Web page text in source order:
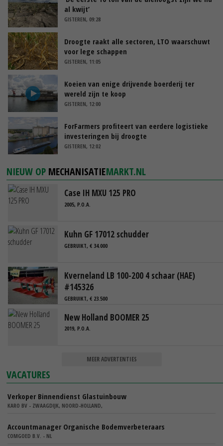
al kwijt’
GISTEREN, 09:28
Droogte raakt alle sectoren, LTO waarschuwt
voor lege schappen
GISTEREN, 11:05
Koeien van enige drijvende boerderij ter
wereld zijn te koop
GISTEREN, 12:00
ForFarmers profiteert van eerdere logistieke
investeringen bij droogte
GISTEREN, 12:02
NIEUW OP MECHANISATIEMARKT.NL
Case IH MXU 125 PRO
2005, P.O.A.
Kuhn GF 17012 schudder
GEBRUIKT, € 34.000
Kverneland LB 100-200 4 schaar (HAE)
#145326
GEBRUIKT, € 23.500
New Holland BOOMER 25
2019, P.O.A.
MEER ADVERTENTIES
VACATURES
Verkoper Binnendienst Glastuinbouw
KARO BV - ZWAAGDIJK, NOORD-HOLLAND,
Accountmanager Organische Bodemverbeteraars
COMGOED B.V. - NL